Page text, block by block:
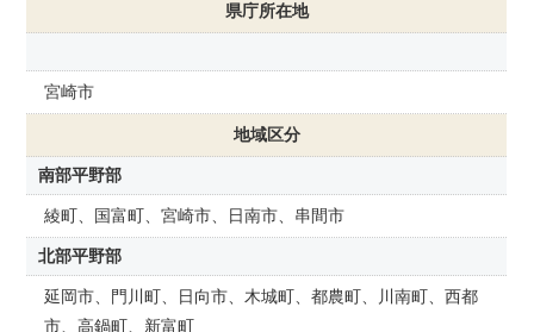
県庁所在地
宮崎市
地域区分
南部平野部
綾町、国富町、宮崎市、日南市、串間市
北部平野部
延岡市、門川町、日向市、木城町、都農町、川南町、西都
市、高鍋町、新富町